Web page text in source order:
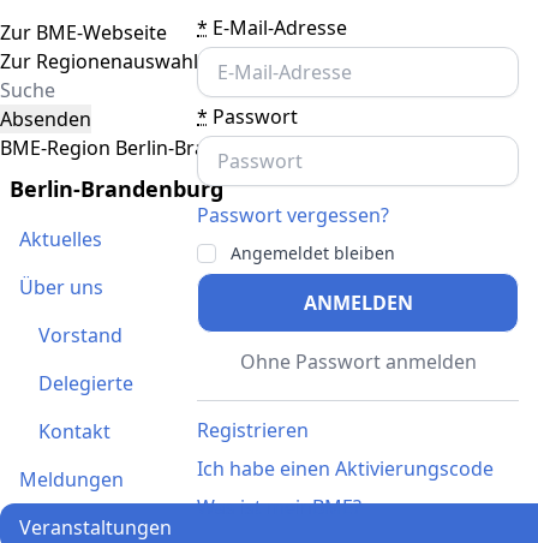
* E-Mail-Adresse
* Passwort
Passwort vergessen?
Angemeldet bleiben
ANMELDEN
Ohne Passwort anmelden
Registrieren
Ich habe einen Aktivierungscode
Was ist meinBME?
Toggle navigation
Zur BME-Webseite
Zur Regionenauswahl
Absenden
BME-Region Berlin-Brandenburg
Berlin-Brandenburg
Aktuelles
Über uns
Vorstand
Delegierte
Kontakt
Meldungen
Veranstaltungen